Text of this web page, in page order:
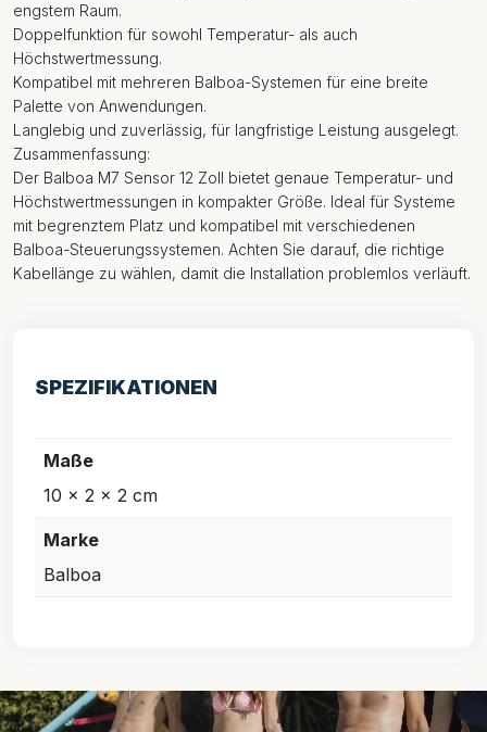
engstem Raum.
Doppelfunktion für sowohl Temperatur- als auch
Höchstwertmessung.
Kompatibel mit mehreren Balboa-Systemen für eine breite
Palette von Anwendungen.
Langlebig und zuverlässig, für langfristige Leistung ausgelegt.
Zusammenfassung:
Der Balboa M7 Sensor 12 Zoll bietet genaue Temperatur- und
Höchstwertmessungen in kompakter Größe. Ideal für Systeme
mit begrenztem Platz und kompatibel mit verschiedenen
Balboa-Steuerungssystemen. Achten Sie darauf, die richtige
Kabellänge zu wählen, damit die Installation problemlos verläuft.
SPEZIFIKATIONEN
Maße
10 × 2 × 2 cm
Marke
Balboa